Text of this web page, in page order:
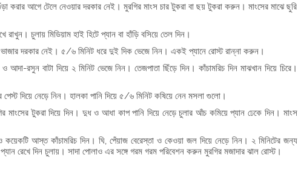
করার আগে টেলে নেওয়ার দরকার নেই। মুরগির মাংস চার টুকরা বা ছয় টুকরা করুন। মাংসের মাঝে ছুরি
চুলায় মিডিয়াম হাই হিটে প্যান বা হাঁড়ি বসিয়ে তেল দিন।
ভাজার দরকার নেই। ৫/৬ মিনিট ধরে দুই দিক ভেজে নিন। একই প্যানে রোস্ট রান্না করুন।
আদা-রসুন বাটা দিয়ে ২ মিনিট ভেজে নিন। তেজপাতা ছিঁড়ে দিন। কাঁচামরিচ দিন মাঝখান দিয়ে চিরে।
দিয়ে নেড়ে নিন। হালকা পানি দিয়ে ৫/৬ মিনিট কষিয়ে নেন মসলা গুলো।
মাংসের টুকরা দিয়ে দিন। দুধ ও আধা কাপ পানি দিয়ে নেড়ে চুলার আঁচ কমিয়ে প্যান ঢেকে দিন। মাংস
আস্ত কাঁচামরিচ দিন। ঘি, পেঁয়াজ বেরেস্তা ও কেওয়া জল দিয়ে নেড়ে নিন। ২ মিনিটের জন্য
রেখে দিন চুলায়। সাদা পোলাও এর সঙ্গে গরম গরম পরিবেশন করুন মুরগির মজাদার ঝাল রোস্ট।